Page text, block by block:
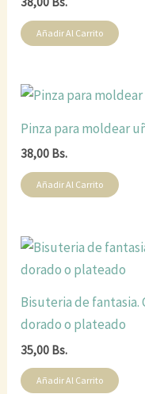
Añadir Al Carrito
Pinza para moldear
38,00 Bs.
Añadir Al Carrito
Bisuteria de fantasia.
dorado o plateado
35,00 Bs.
Añadir Al Carrito